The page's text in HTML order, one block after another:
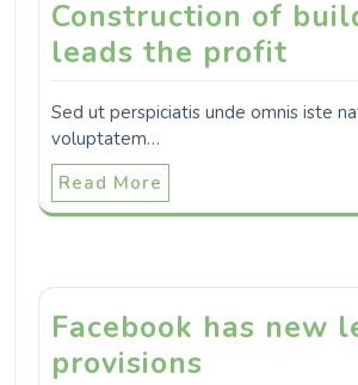
Construction of
leads the profit
Sed ut perspiciatis unde omnis iste
voluptatem…
Read More
Facebook has new
provisions